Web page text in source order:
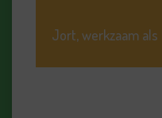
Jort, werkzaam als